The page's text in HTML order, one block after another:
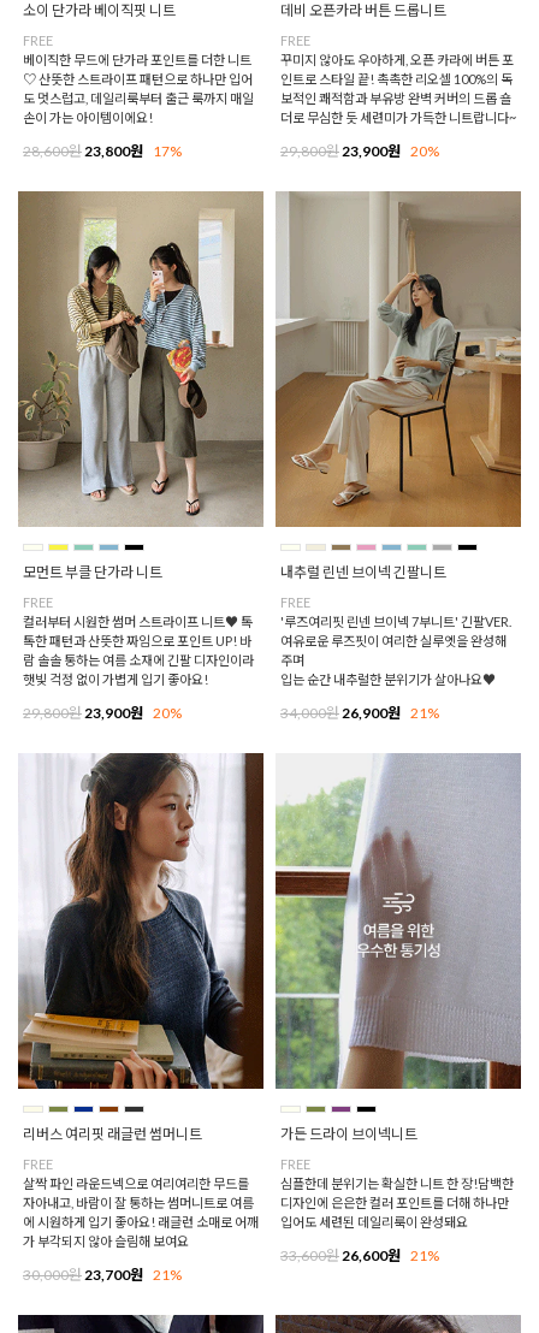
소이 단가라 베이직핏 니트
FREE
베이직한 무드에 단가라 포인트를 더한 니트
♡ 산뜻한 스트라이프 패턴으로 하나만 입어
도 멋스럽고, 데일리룩부터 출근 룩까지 매일
손이 가는 아이템이에요!
28,600원23,800원 17%
데비 오픈카라 버튼 드롭니트
FREE
꾸미지 않아도 우아하게, 오픈 카라에 버튼 포
인트로 스타일 끝! 촉촉한 리오셀 100%의 독
보적인 쾌적함과 부유방 완벽 커버의 드롭 숄
더로 무심한 듯 세련미가 가득한 니트랍니다~
29,800원23,900원 20%
모먼트 부클 단가라 니트
FREE
컬러부터 시원한 썸머 스트라이프 니트♥ 톡
톡한 패턴과 산뜻한 짜임으로 포인트 UP! 바
람 솔솔 통하는 여름 소재에 긴팔 디자인이라
햇빛 걱정 없이 가볍게 입기 좋아요!
29,800원23,900원 20%
내추럴 린넨 브이넥 긴팔니트
FREE
'루즈여리핏 린넨 브이넥 7부니트' 긴팔VER.
여유로운 루즈핏이 여리한 실루엣을 완성해
주며
입는 순간 내추럴한 분위기가 살아나요♥
34,000원26,900원 21%
리버스 여리핏 래글런 썸머니트
FREE
살짝 파인 라운드넥으로 여리여리한 무드를
자아내고, 바람이 잘 통하는 썸머니트로 여름
에 시원하게 입기 좋아요! 래글런 소매로 어깨
가 부각되지 않아 슬림해 보여요
30,000원 23,700원 21%
가든 드라이 브이넥니트
FREE
심플한데 분위기는 확실한 니트 한 장!담백한
디자인에 은은한 컬러 포인트를 더해 하나만
입어도 세련된 데일리룩이 완성돼요
33,600원 26,600원 21%